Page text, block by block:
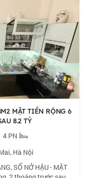
MẶT TIỀN RỘNG 6
8.2 TỶ
4 PN
Hà Nội
SỔ NỞ HẬU - MẶT